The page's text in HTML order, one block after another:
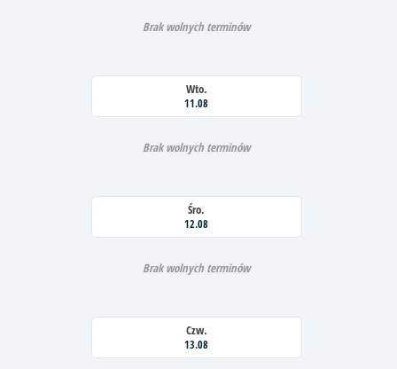
Brak wolnych terminów
Wto.
11.08
Brak wolnych terminów
Śro.
12.08
Brak wolnych terminów
Czw.
13.08